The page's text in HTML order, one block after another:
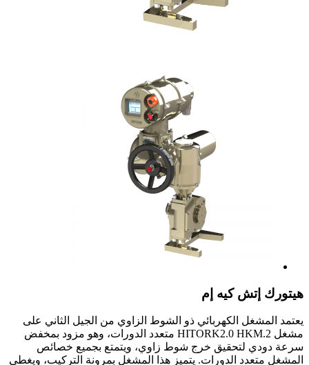
هيتورك إتش كيه إم
يعتمد المشغل الكهربائي ذو الشوط الزاوي من الجيل الثاني على
مشغل HITORK2.0 HKM.2 متعدد الدورات، وهو مزود بمخفض
سرعة دودي لتحقيق خرج شوط زاوي، ويتمتع بجميع خصائص
المشغل متعدد الدورات. يتميز هذا المشغل بمرونة التركيب، ويغطي